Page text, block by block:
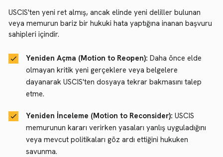
USCIS'ten yeni ret almış, ancak elinde yeni deliller bulunan
veya memurun bariz bir hukuki hata yaptığına inanan başvuru
sahipleri içindir.
Yeniden Açma (Motion to Reopen): Daha önce elde
olmayan kritik yeni gerçeklere veya belgelere
dayanarak USCIS'ten dosyaya tekrar bakmasını talep
etme.
Yeniden İnceleme (Motion to Reconsider): USCIS
memurunun kararı verirken yasaları yanlış uyguladığını
veya mevcut politikaları göz ardı ettiğini hukuken
savunma.